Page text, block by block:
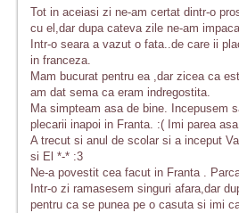
Tot in aceiasi zi ne-am certat dintr-o
cu el,dar dupa cateva zile ne-am
Intr-o seara a vazut o fata..de care ii
in franceza.
Mam bucurat pentru ea ,dar zicea ca
am dat sema ca eram indregostita.
Ma simpteam asa de bine. Incepusem
plecarii inapoi in Franta. :( Imi parea
A trecut si anul de scolar si a inceput
si El *-* :3
Ne-a povestit cea facut in Franta .
Intr-o zi ramasesem singuri afara,dar
pentru ca se punea pe o casuta si imi